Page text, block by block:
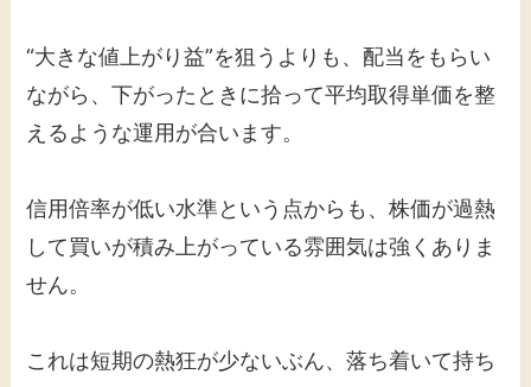
“大きな値上がり益”を狙うよりも、配当をもらい
ながら、下がったときに拾って平均取得単価を整
えるような運用が合います。
信用倍率が低い水準という点からも、株価が過熱
して買いが積み上がっている雰囲気は強くありま
せん。
これは短期の熱狂が少ないぶん、落ち着いて持ち